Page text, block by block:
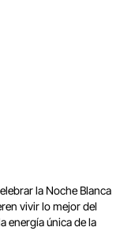
la Noche Blanca
vivir lo mejor del
energía única de la